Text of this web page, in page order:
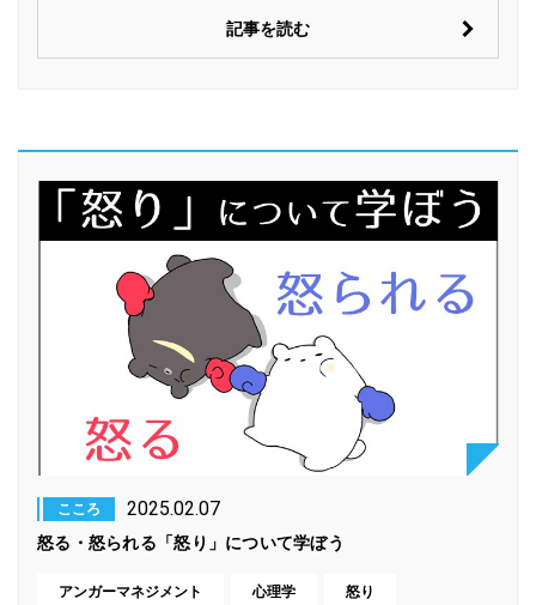
記事を読む
こころ 2025.02.07
怒る・怒られる「怒り」について学ぼう
アンガーマネジメント 心理学 怒り